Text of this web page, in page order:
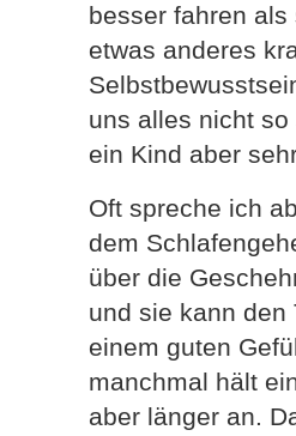
besser fahren als
etwas anderes
uns alles nicht
ein Kind aber
Oft spreche ich
dem
über die
und sie kann den
einem guten
manchmal hält
aber länger an.